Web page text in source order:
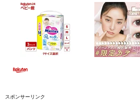
スポンサーリンク